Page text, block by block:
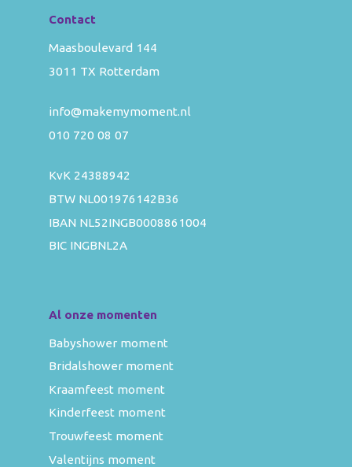
Contact
Maasboulevard 144
3011 TX Rotterdam
info@makemymoment.nl
010 720 08 07
KvK 24388942
BTW NL001976142B36
IBAN NL52INGB0008861004
BIC INGBNL2A
Al onze momenten
Babyshower moment
Bridalshower moment
Kraamfeest moment
Kinderfeest moment
Trouwfeest moment
Valentijns moment